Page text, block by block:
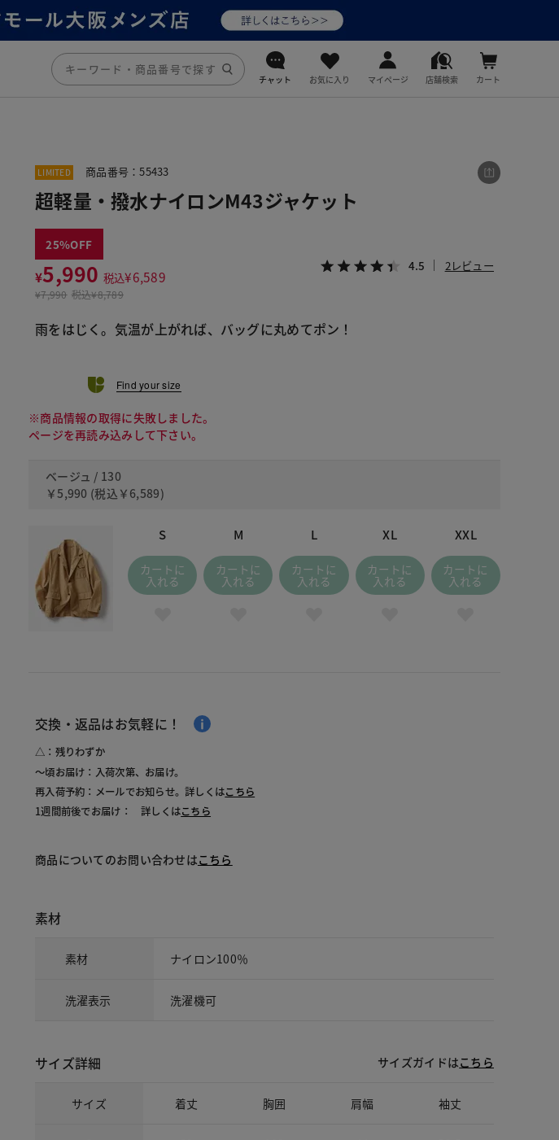
チャット お気に入り マイページ 店舗検索 カート
130 ベージュ
LIMITED 商品番号：55433
超軽量・撥水ナイロンM43ジャケット
25
¥5,990 税込¥6,589
¥7,990 税込¥8,789
4.5 2レビュー
雨をはじく。気温が上がれば、バッグに丸めてポン！
Find your size
※商品情報の取得に失敗しました。
ページを再読み込みして下さい。
ベージュ / 130
￥5,990 (税込 ￥6,589)
S
カートに
入れる
M
カートに
入れる
L
カートに
入れる
XL
カートに
入れる
XXL
カートに
入れる
交換・返品はお気軽に！
△：残りわずか
～頃お届け：入荷次第、お届け。
再入荷予約：メールでお知らせ。詳しくはこちら
1週間前後でお届け： 詳しくはこちら
商品についてのお問い合わせはこちら
素材
素材 ナイロン100％
洗濯表示 洗濯機可
サイズ詳細 サイズガイドはこちら
サイズ 着丈 胸囲 肩幅 袖丈